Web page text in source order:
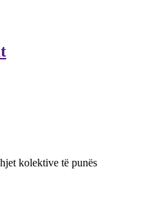
kolektive të punës